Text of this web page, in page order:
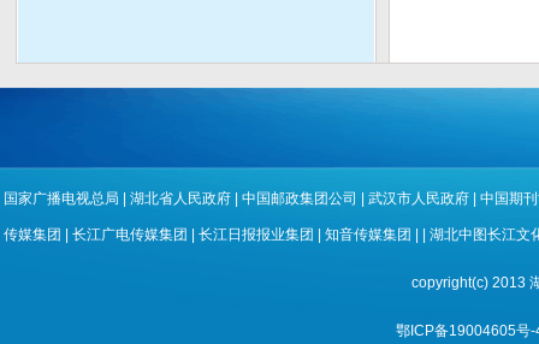
国家广播电视总局 湖北省人民政府| 中国邮政集团公司 武汉市人民政府| 中国期
传媒集团 长江广电传媒集团 长江日报报业集团 知音传媒集团 湖北中图长江文
copyright(c) 2013
鄂ICP备19004605号-